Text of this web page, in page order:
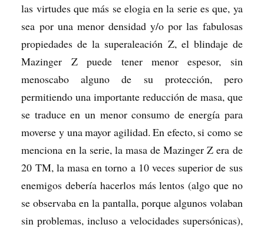
las virtudes que más se elogia en la serie es que, ya
sea por una menor densidad y/o por las fabulosas
propiedades de la superaleación Z, el blindaje de
Mazinger Z puede tener menor espesor, sin
menoscabo alguno de su protección, pero
permitiendo una importante reducción de masa, que
se traduce en un menor consumo de energía para
moverse y una mayor agilidad. En efecto, si como se
menciona en la serie, la masa de Mazinger Z era de
20 TM, la masa en torno a 10 veces superior de sus
enemigos debería hacerlos más lentos (algo que no
se observaba en la pantalla, porque algunos volaban
sin problemas, incluso a velocidades supersónicas),